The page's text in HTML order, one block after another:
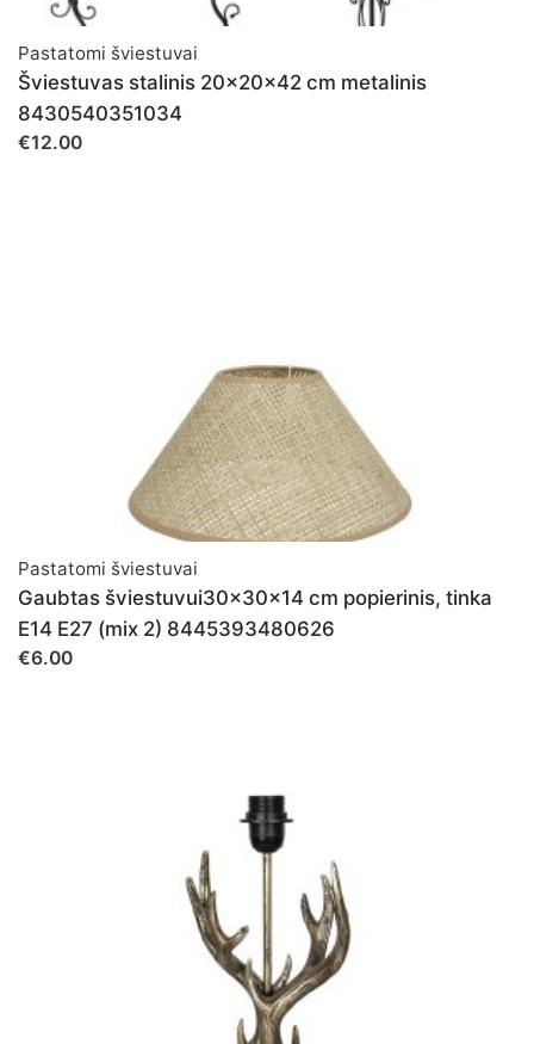
Pastatomi šviestuvai
Šviestuvas stalinis 20x20x42 cm metalinis
8430540351034
€12.00
Pastatomi šviestuvai
Gaubtas šviestuvui30x30x14 cm popierinis, tinka
E14 E27 (mix 2) 8445393480626
€6.00